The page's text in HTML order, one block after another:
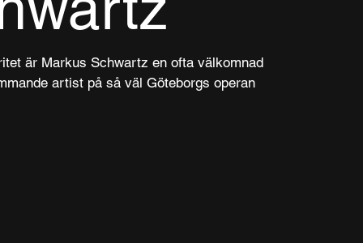
är Markus Schwartz en ofta välkomnad
artist på så väl Göteborgs operan